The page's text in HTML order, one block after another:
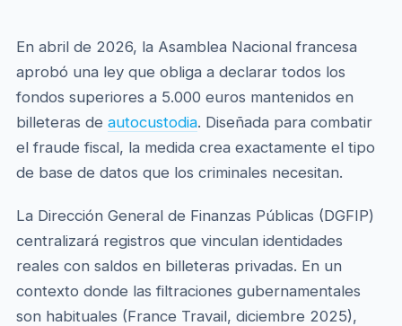
En abril de 2026, la Asamblea Nacional francesa
aprobó una ley que obliga a declarar todos los
fondos superiores a 5.000 euros mantenidos en
billeteras de autocustodia. Diseñada para combatir
el fraude fiscal, la medida crea exactamente el tipo
de base de datos que los criminales necesitan.
La Dirección General de Finanzas Públicas (DGFIP)
centralizará registros que vinculan identidades
reales con saldos en billeteras privadas. En un
contexto donde las filtraciones gubernamentales
son habituales (France Travail, diciembre 2025),